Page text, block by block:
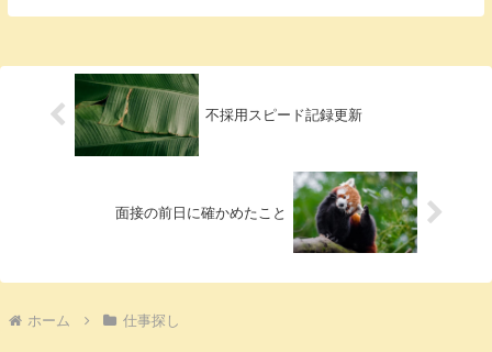
不採用スピード記録更新
面接の前日に確かめたこと
ホーム 仕事探し